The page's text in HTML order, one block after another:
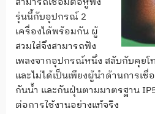
รุ่นนี้กับอุปกรณ์ 2
เครื่องได้พร้อมกัน ผู้
สวมใส่จึงสามารถฟัง
เพลงจากอุปกรณ์หนึ่ง สลับกับคุยโ
และไม่ได้เป็นเพียงผู้นำด้านการเ
กันน้ำ และกันฝุ่นตามมาตรฐาน
ต่อการใช้งานอย่างแท้จริง